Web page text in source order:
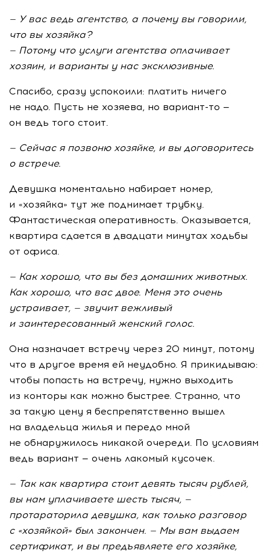
— У вас ведь агентство, а почему вы говорили,
что вы хозяйка?
— Потому что услуги агентства оплачивает
хозяин, и варианты у нас эксклюзивные.
Спасибо, сразу успокоили: платить ничего
не надо. Пусть не хозяева, но вариант-то —
он ведь того стоит.
— Сейчас я позвоню хозяйке, и вы договоритесь
о встрече.
Девушка моментально набирает номер,
и «хозяйка» тут же поднимает трубку.
Фантастическая оперативность. Оказывается,
квартира сдается в двадцати минутах ходьбы
от офиса.
— Как хорошо, что вы без домашних животных.
Как хорошо, что вас двое. Меня это очень
устраивает, — звучит вежливый
и заинтересованный женский голос.
Она назначает встречу через 20 минут, потому
что в другое время ей неудобно. Я прикидываю:
чтобы попасть на встречу, нужно выходить
из конторы как можно быстрее. Странно, что
за такую цену я беспрепятственно вышел
на владельца жилья и передо мной
не обнаружилось никакой очереди. По условиям
ведь вариант — очень лакомый кусочек.
— Так как квартира стоит девять тысяч рублей,
вы нам уплачиваете шесть тысяч, —
протараторила девушка, как только разговор
с «хозяйкой» был закончен. — Мы вам выдаем
сертификат, и вы предъявляете его хозяйке,